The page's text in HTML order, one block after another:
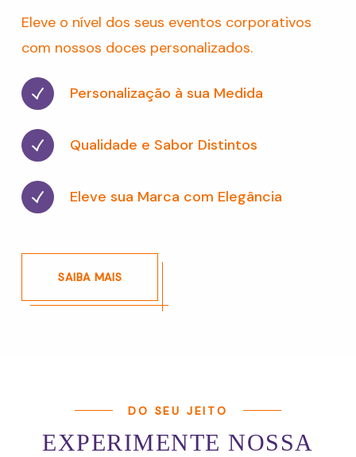
Eleve o nível dos seus eventos corporativos
com nossos doces personalizados.
Personalização à sua Medida
Qualidade e Sabor Distintos
Eleve sua Marca com Elegância
SAIBA MAIS
DO SEU JEITO
EXPERIMENTE NOSSA